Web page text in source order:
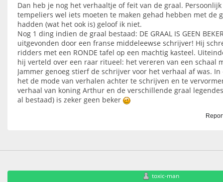
Dan heb je nog het verhaaltje of feit van de graal.
tempeliers wel iets moeten te maken gehad hebben met de
hadden (wat het ook is) geloof ik niet.
Nog 1 ding indien de graal bestaad: DE GRAAL IS GEEN
uitgevonden door een franse middeleewse schrijver! Hij
ridders met een RONDE tafel op een machtig kasteel.
hij verteld over een raar ritueel: het vereren van een schaal
Jammer genoeg stierf de schrijver voor het verhaal af was.
het de mode van verhalen achter te schrijven en te
verhaal van koning Arthur en de verschillende graal
al bestaad) is zeker geen beker
toxic-man